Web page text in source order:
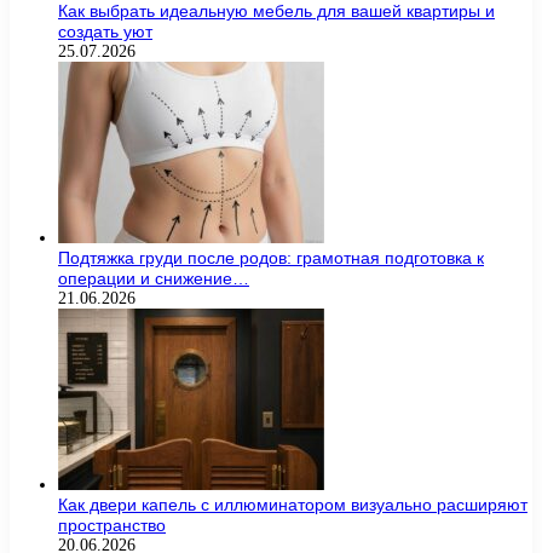
Как выбрать идеальную мебель для вашей квартиры и
создать уют
25.07.2026
Подтяжка груди после родов: грамотная подготовка к
операции и снижение…
21.06.2026
Как двери капель с иллюминатором визуально расширяют
пространство
20.06.2026